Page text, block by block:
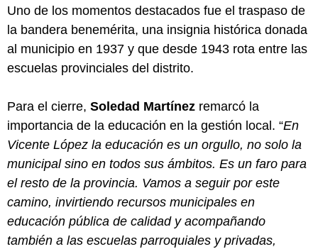
Uno de los momentos destacados fue el traspaso de
la bandera benemérita, una insignia histórica donada
al municipio en 1937 y que desde 1943 rota entre las
escuelas provinciales del distrito.
Para el cierre, Soledad Martínez remarcó la
importancia de la educación en la gestión local. “En
Vicente López la educación es un orgullo, no solo la
municipal sino en todos sus ámbitos. Es un faro para
el resto de la provincia. Vamos a seguir por este
camino, invirtiendo recursos municipales en
educación pública de calidad y acompañando
también a las escuelas parroquiales y privadas,